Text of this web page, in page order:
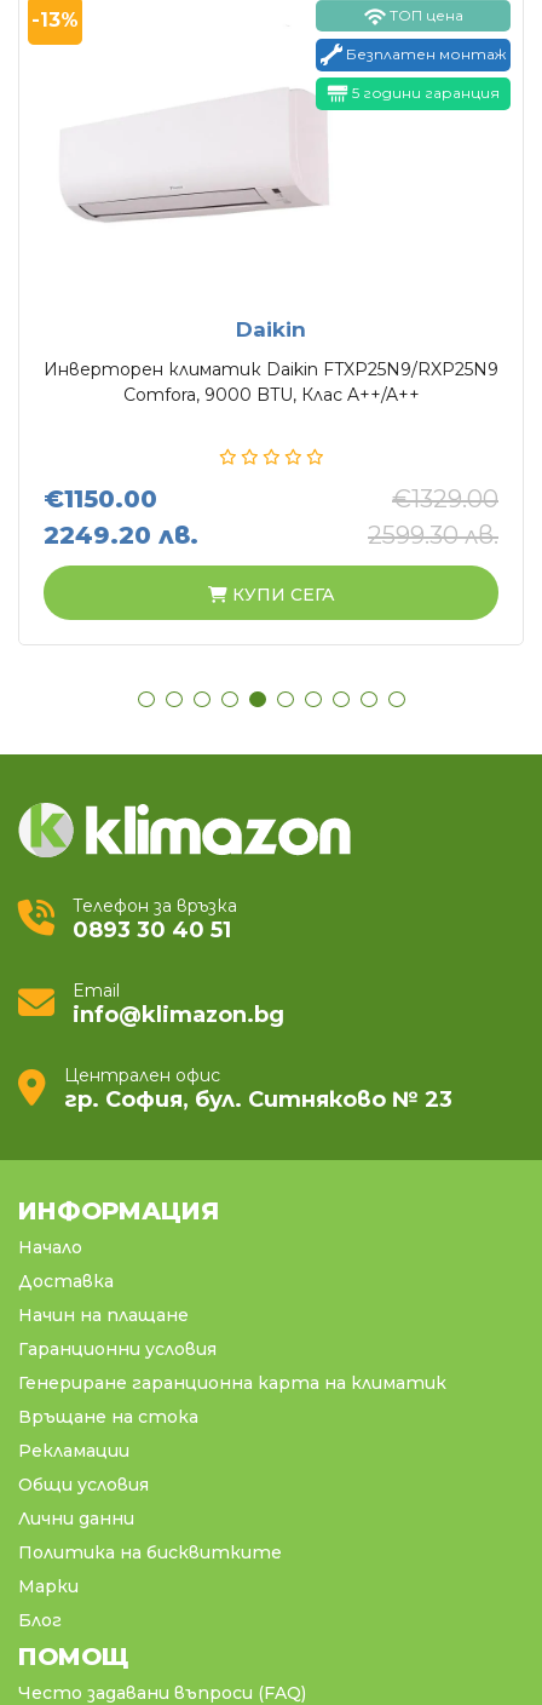
-13% ТОП цена
Безплатен монтаж
5 години гаранция
Daikin
Инверторен климатик Daikin FTXP25N9/RXP25N9
Comfora, 9000 BTU, Клас A++/A++
€1150.00
2249.20 лв.
€1329.00
2599.30 лв.
КУПИ СЕГА
Телефон за връзка
0893 30 40 51
Email
info@klimazon.bg
Централен офис
гр. София, бул. Ситняково № 23
ИНФОРМАЦИЯ
Начало
Доставка
Начин на плащане
Гаранционни условия
Генериране гаранционна карта на климатик
Връщане на стока
Рекламации
Общи условия
Лични данни
Политика на бисквитките
Марки
Блог
ПОМОЩ
Често задавани въпроси (FAQ)